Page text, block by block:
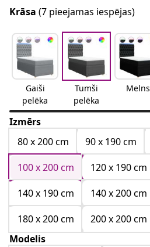
Krāsa (7 pieejamas iespējas)
Gaiši
pelēka
Tumši
pelēka
Melns
Izmērs
80 x 200 cm
90 x 190 cm
100 x 200 cm
120 x 190 cm
140 x 190 cm
140 x 200 cm
180 x 200 cm
200 x 200 cm
Modelis